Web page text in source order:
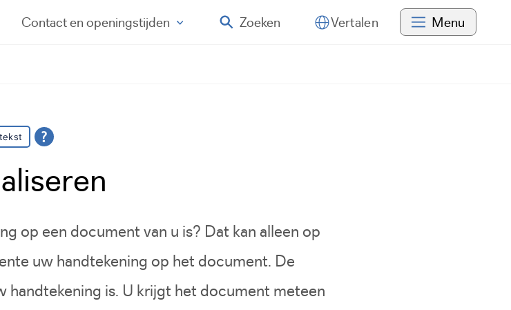
Contacten openingstijden Zoeken Vertalen Menu
op een document van u is? Dat kan alleen op
uw handtekening op het document. De
handtekening is. U krijgt het document meteen